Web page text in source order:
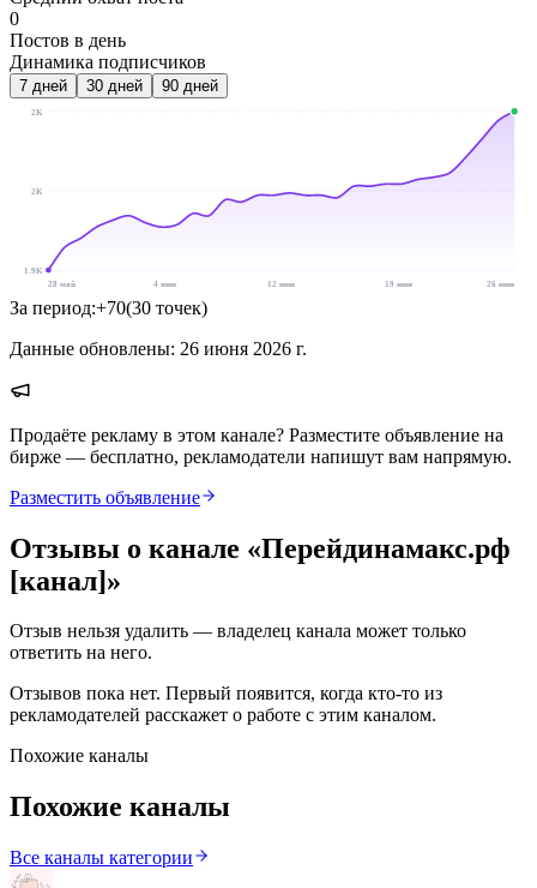
0
Постов в день
Динамика подписчиков
7 дней 30 дней 90 дней
2K
2K
1.9K
28 май
4 июн 12 июн 19 июн 26 июн
За период:+70(30 точек)
Данные обновлены: 26 июня 2026 г.
Продаёте рекламу в этом канале? Разместите объявление на
бирже — бесплатно, рекламодатели напишут вам напрямую.
Разместить объявление
Отзывы о канале «Перейдинамакс.рф
[канал]»
Отзыв нельзя удалить — владелец канала может только
ответить на него.
Отзывов пока нет. Первый появится, когда кто-то из
рекламодателей расскажет о работе с этим каналом.
Похожие каналы
Похожие каналы
Все каналы категории